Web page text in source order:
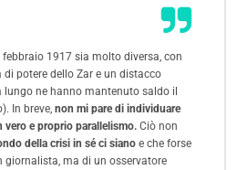
1917 sia molto diversa, con
potere dello Zar e un distacco
lungo ne hanno mantenuto saldo il
In breve, non mi pare di individuare
e proprio parallelismo. Ciò non
della crisi in sé ci siano e che forse
giornalista, ma di un osservatore